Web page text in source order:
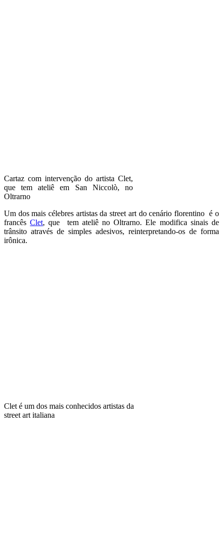
Cartaz com intervenção do artista Clet,
que tem ateliê em San Niccolò, no
Oltrarno
Um dos mais célebres artistas da street art do cenário florentino é o
francêsClet, que tem ateliê no Oltrarno. Ele modifica sinais de
trânsito através de simples adesivos, reinterpretando-os de forma
irônica.
Clet é um dos mais conhecidos artistas da
street art italiana